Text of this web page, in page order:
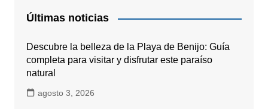
Últimas noticias
Descubre la belleza de la Playa de Benijo: Guía
completa para visitar y disfrutar este paraíso
natural
agosto 3, 2026